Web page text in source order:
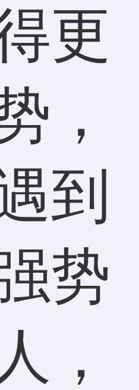
更
，
到
势
，